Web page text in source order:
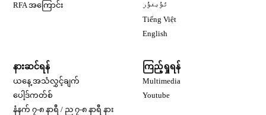
RFA အကြောင်း
ئۇيغۇر
Tiếng Việt
English
နားဆင်ရန်
ယနေ့ အသံလွှင့်ချက်
ပေါ့ဒ်ကတ်စ်
နံနက် ၇-၈ နာရီ / ည ၇-၈ နာရီ နား
ကြည့်ရှုရန်
Multimedia
Youtube